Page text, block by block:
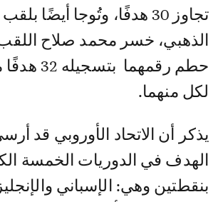
تجاوز 30 هدفًا، وتُوجا أيضًا
الذهبي، خسر محمد صلاح
لكل منهما.
يذكر أن الاتحاد الأوروبي قد
الهدف في الدوريات الخمسة
بنقطتين وهي: الإسباني